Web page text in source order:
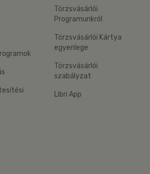
Törzsvásárlói
Programunkról
Törzsvásárlói Kártya
egyenlege
Törzsvásárlói
szabályzat
Libri App